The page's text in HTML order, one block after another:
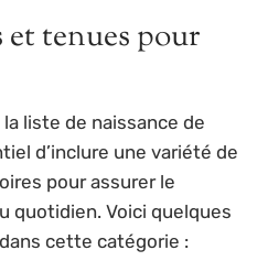
et tenues pour
liste de naissance de
d’inclure une variété de
pour assurer le
quotidien. Voici quelques
cette catégorie :